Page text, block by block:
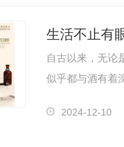
生活不止有
自古以来，无论
似乎都与酒有着
2024-12-10